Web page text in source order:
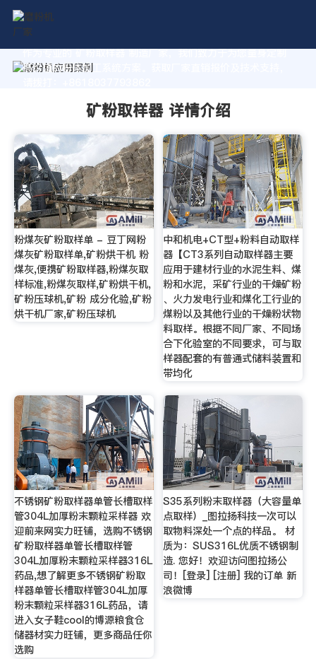
作为专业的 矿粉取样器 制造厂家，我们致力于为您量身定制
高价值的粉体加工系统方案。获取厂家直销报价及技术支持，
矿粉取样器 详情介绍
粉煤灰矿粉取样单 - 豆丁网粉
煤灰矿粉取样单,矿粉烘干机 粉
煤灰,便携矿粉取样器,粉煤灰取
样标准,粉煤灰取样,矿粉烘干机,
矿粉压球机,矿粉 成分化验,矿粉
烘干机厂家,矿粉压球机
中和机电+CT型+粉料自动取样
器【CT3系列自动取样器主要
应用于建材行业的水泥生料、煤
粉和水泥，采矿行业的干燥矿粉
、火力发电行业和煤化工行业的
煤粉以及其他行业的干燥粉状物
料取样。根据不同厂家、不同场
合下化验室的不同要求，可与取
样器配套的有普通式储料装置和
带均化
不锈钢矿粉取样器单管长槽取样
管304L加厚粉末颗粒采样器 欢
迎前来网实力旺铺，选购不锈钢
矿粉取样器单管长槽取样管
304L加厚粉末颗粒采样器316L
药品,想了解更多不锈钢矿粉取
样器单管长槽取样管304L加厚
粉末颗粒采样器316L药品，请
进入女子鞋cool的博源粮食仓
储器材实力旺铺，更多商品任你
选购
S35系列粉末取样器（大容量单
点取样）_图拉扬科技一次可以
取物料深处一个点的样品。 材
质为：SUS316L优质不锈钢制
造. 您好！欢迎访问图拉扬公
司！[登录] [注册] 我的订单 新
浪微博